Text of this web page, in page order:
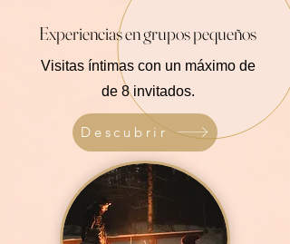
Experiencias en grupos pequeños
Visitas íntimas con un máximo de
de 8 invitados.
Descubrir